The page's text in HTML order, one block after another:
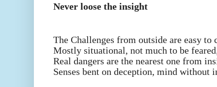
Never loose the insight
The Challenges from outside are easy to
Mostly situational, not much to be
Real dangers are the nearest one from
Senses bent on deception, mind without